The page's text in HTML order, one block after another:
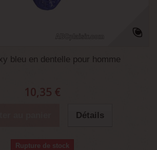
bleu en dentelle pour homme
10,35 €
Détails
Rupture de stock